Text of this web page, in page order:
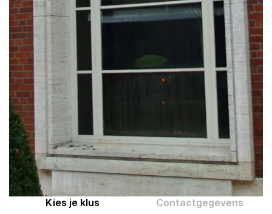
Schoonmaker
Computer expert
Help
Over MrFix
Log in als vakman
Kies je klus Contactgegevens